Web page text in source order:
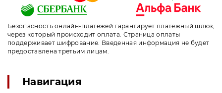
Безопасность онлайн-платежей гарантирует платёжный шлюз,
через который происходит оплата. Страница оплаты
поддерживает шифрование. Введенная информация не будет
предоставлена третьим лицам.
Навигация